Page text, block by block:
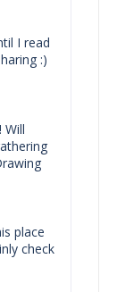
I read
:)
Will
place
check